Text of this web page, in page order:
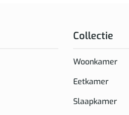
Collectie
Woonkamer
Eetkamer
Slaapkamer